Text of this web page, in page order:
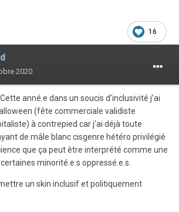
16
2020
anné.e dans un soucis d'inclusivité j'ai
(fête commerciale validiste
à contrepied car j'ai déjà toute
de mâle blanc cisgenre hétéro privilégié
que ça peut être interprété comme une
minorité.e.s oppressé.e.s.
un skin inclusif et politiquement